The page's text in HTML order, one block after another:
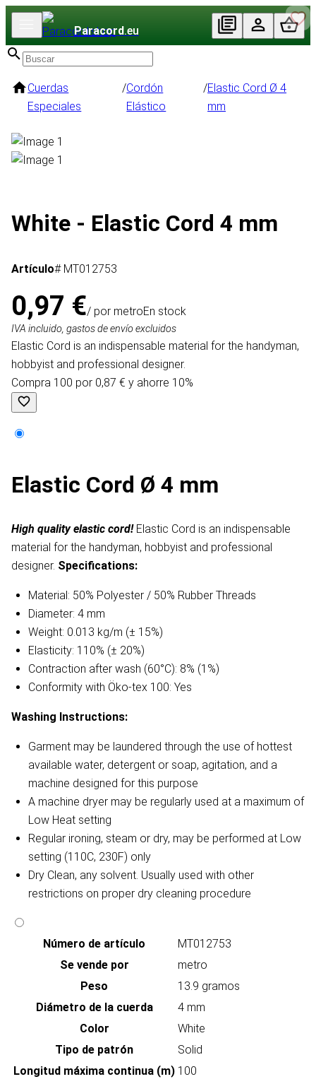
Paracord.eu
Cuerdas
Especiales
/Cordón
Elástico
/Elastic Cord Ø 4
mm
White - Elastic Cord 4 mm
Artículo# MT012753
0,97 €/ por metroEn stock
IVA incluido, gastos de envío excluidos
Elastic Cord is an indispensable material for the handyman,
hobbyist and professional designer.
Compra 100 por 0,87 € y ahorre 10%
Elastic Cord Ø 4 mm
High quality elastic cord! Elastic Cord is an indispensable
material for the handyman, hobbyist and professional
designer. Specifications:
Material: 50% Polyester / 50% Rubber Threads
Diameter: 4 mm
Weight: 0.013 kg/m (± 15%)
Elasticity: 110% (± 20%)
Contraction after wash (60°C): 8% (1%)
Conformity with Öko-tex 100: Yes
Washing Instructions:
Garment may be laundered through the use of hottest
available water, detergent or soap, agitation, and a
machine designed for this purpose
A machine dryer may be regularly used at a maximum of
Low Heat setting
Regular ironing, steam or dry, may be performed at Low
setting (110C, 230F) only
Dry Clean, any solvent. Usually used with other
restrictions on proper dry cleaning procedure
Número de artículo
MT012753
Se vende por
metro
Peso
13.9 gramos
Diámetro de la cuerda
4 mm
Color
White
Tipo de patrón
Solid
Longitud máxima continua (m) 100